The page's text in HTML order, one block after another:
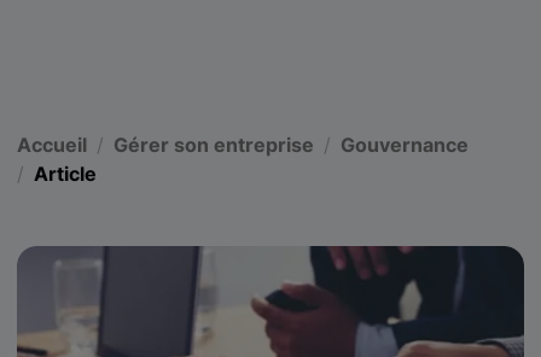
Accueil Gérer son entreprise
Gouvernance
Article